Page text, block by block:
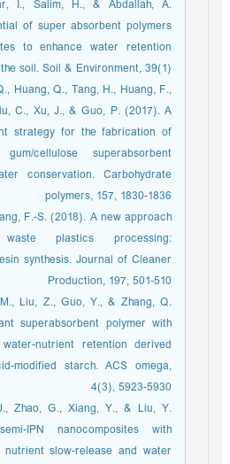
I., Salim, H., & Abdallah, A.
of super absorbent polymers
to enhance water retention
soil. Soil & Environment, 39(1)
Huang, Q., Tang, H., Huang, F.,
C., Xu, J., & Guo, P. (2017). A
strategy for the fabrication of
cellulose superabsorbent
conservation. Carbohydrate
polymers, 157, 1830-1836
F.-S. (2018). A new approach
plastics processing:
synthesis. Journal of Cleaner
Production, 197, 501-510
Liu, Z., Guo, Y., & Zhang, Q.
superabsorbent polymer with
nutrient retention derived
modified starch. ACS omega,
4(3), 5923-5930
Zhao, G., Xiang, Y., & Liu, Y.
IPN nanocomposites with
slow-release and water